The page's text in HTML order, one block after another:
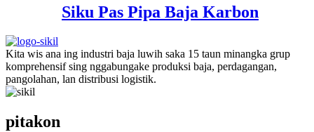
Siku Pas Pipa Baja Karbon
Kita wis ana ing industri baja luwih saka 15 taun minangka grup
komprehensif sing nggabungake produksi baja, perdagangan,
pangolahan, lan distribusi logistik.
pitakon